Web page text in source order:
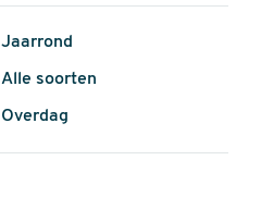
Jaarrond
Alle soorten
Overdag